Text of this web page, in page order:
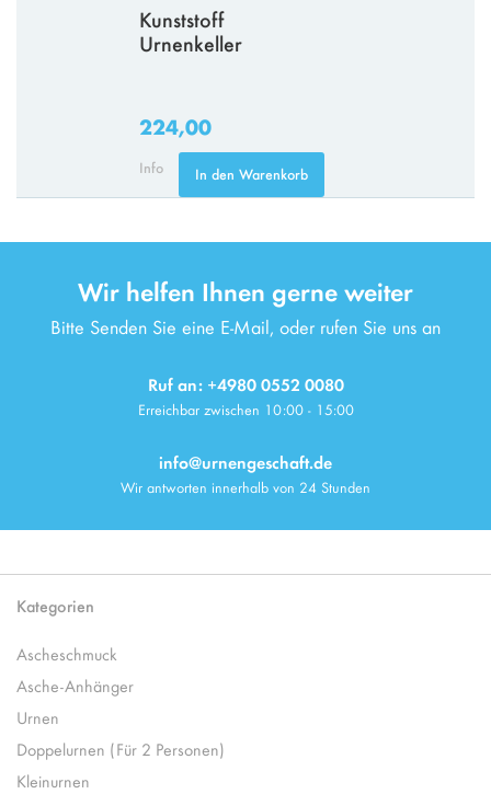
Kunststoff
Urnenkeller
224,00
Info In den Warenkorb
Wir helfen Ihnen gerne weiter
Bitte Senden Sie eine E-Mail, oder rufen Sie uns an
Ruf an: +4980 0552 0080
Erreichbar zwischen 10:00 - 15:00
info@urnengeschaft.de
Wir antworten innerhalb von 24 Stunden
Kategorien
Ascheschmuck
Asche-Anhänger
Urnen
Doppelurnen (Für 2 Personen)
Kleinurnen